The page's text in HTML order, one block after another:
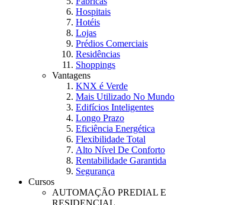
Hospitais
Hotéis
Lojas
Prédios Comerciais
Residências
Shoppings
Vantagens
KNX é Verde
Mais Utilizado No Mundo
Edifícios Inteligentes
Longo Prazo
Eficiência Energética
Flexibilidade Total
Alto Nível De Conforto
Rentabilidade Garantida
Segurança
Cursos
AUTOMAÇÃO PREDIAL E
RESIDENCIAL